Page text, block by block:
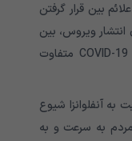
بین قرار گرفتن
ویروس، بین
آنفلوانزا و SARS-CoV-2، ویروس عامل COVID-19 متفاوت
به آنفلوانزا شیوع
به سرعت و به